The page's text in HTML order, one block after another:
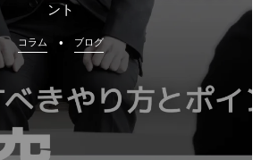
ント
コラム ブログ